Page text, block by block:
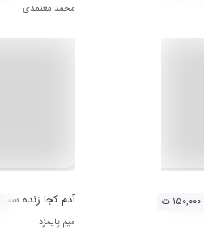
محمد معتمدی
آثار حامد هاکان
۱۵۰,۰۰۰ ت آدم کجا زنده ست؟
میم پایمزد